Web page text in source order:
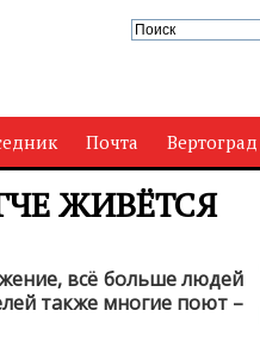
Почта Вертоград
ЖИВЁТСЯ
всё больше людей
также многие поют –